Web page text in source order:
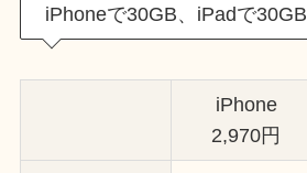
iPhoneで30GB、iPadで30GB
iPhone
2,970円